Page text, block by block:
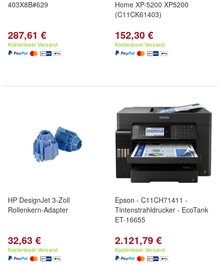
403X8B#629
287,61 €
Kostenloser Versand
Home XP-5200 XP5200
(C11CK61403)
152,30 €
Kostenloser Versand
HP DesignJet 3-Zoll
Rollenkern-Adapter
32,63 €
Kostenloser Versand
Epson - C11CH71411 -
Tintenstrahldrucker - EcoTank
ET-16655
2.121,79 €
Kostenloser Versand